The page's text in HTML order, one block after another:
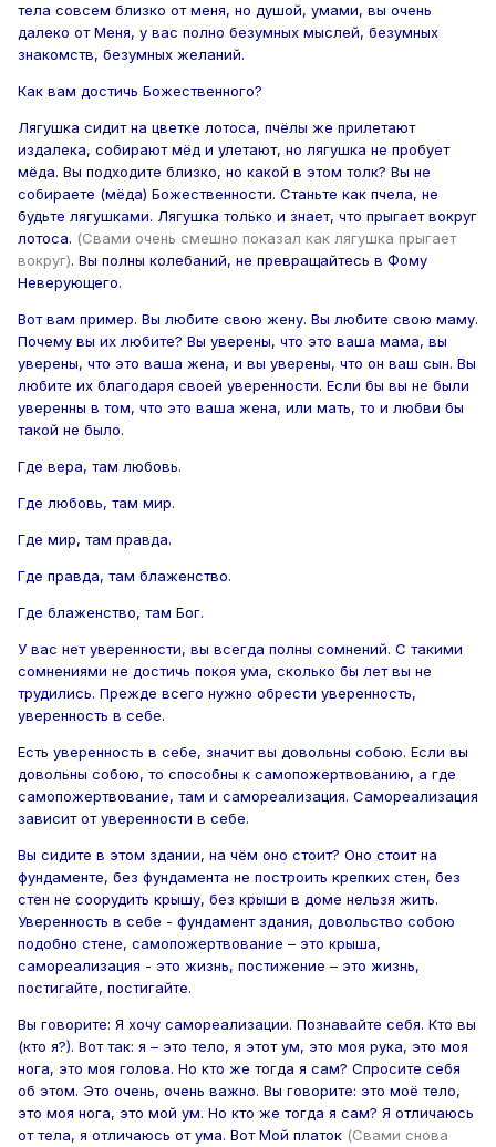
тела совсем близко от меня, но душой, умами, вы очень
далеко от Меня, у вас полно безумных мыслей, безумных
знакомств, безумных желаний.
Как вам достичь Божественного?
Лягушка сидит на цветке лотоса, пчёлы же прилетают
издалека, собирают мёд и улетают, но лягушка не пробует
мёда. Вы подходите близко, но какой в этом толк? Вы не
собираете (мёда) Божественности. Станьте как пчела, не
будьте лягушками. Лягушка только и знает, что прыгает вокруг
лотоса. (Свами очень смешно показал как лягушка прыгает
вокруг). Вы полны колебаний, не превращайтесь в Фому
Неверующего.
Вот вам пример. Вы любите свою жену. Вы любите свою маму.
Почему вы их любите? Вы уверены, что это ваша мама, вы
уверены, что это ваша жена, и вы уверены, что он ваш сын. Вы
любите их благодаря своей уверенности. Если бы вы не были
уверенны в том, что это ваша жена, или мать, то и любви бы
такой не было.
Где вера, там любовь.
Где любовь, там мир.
Где мир, там правда.
Где правда, там блаженство.
Где блаженство, там Бог.
У вас нет уверенности, вы всегда полны сомнений. С такими
сомнениями не достичь покоя ума, сколько бы лет вы не
трудились. Прежде всего нужно обрести уверенность,
уверенность в себе.
Есть уверенность в себе, значит вы довольны собою. Если вы
довольны собою, то способны к самопожертвованию, а где
самопожертвование, там и самореализация. Самореализация
зависит от уверенности в себе.
Вы сидите в этом здании, на чём оно стоит? Оно стоит на
фундаменте, без фундамента не построить крепких стен, без
стен не соорудить крышу, без крыши в доме нельзя жить.
Уверенность в себе - фундамент здания, довольство собою
подобно стене, самопожертвование – это крыша,
самореализация - это жизнь, постижение – это жизнь,
постигайте, постигайте.
Вы говорите: Я хочу самореализации. Познавайте себя. Кто вы
(кто я?). Вот так: я – это тело, я этот ум, это моя рука, это моя
нога, это моя голова. Но кто же тогда я сам? Спросите себя
об этом. Это очень, очень важно. Вы говорите: это моё тело,
это моя нога, это мой ум. Но кто же тогда я сам? Я отличаюсь
от тела, я отличаюсь от ума. Вот Мой платок (Свами снова